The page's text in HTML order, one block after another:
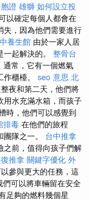
證 雄獅 如何設立投
以確定每個人都會在
失，因為他們需要進行
養生館 由於一家人居
起解決的。 整骨台
通常，它有一個燃氣
櫃檯。 seo 意思 北
夜和第二天，他們將
用水充滿水箱，而孩子
時，他們可以感覺到
排毒 在他們的旅程
隊之一。 台中推拿
之前，值得向孩子們解
推拿 關鍵字優化 外
參與更大的任務，這
們可以將車輛留在安全
足夠的燃料幾個星